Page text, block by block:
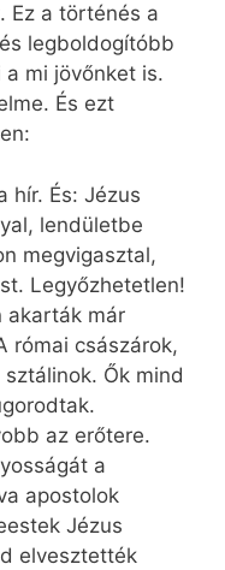
Ez a történés a
legboldogítóbb
mi jövőnket is.
És ezt
hír. És: Jézus
lendületbe
megvigasztal,
Legyőzhetetlen!
akarták már
római császárok,
Ők mind
az erőtere.
a
apostolok
Jézus
elvesztették